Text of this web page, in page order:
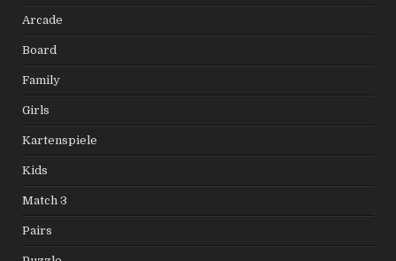
Arcade
Board
Family
Girls
Kartenspiele
Kids
Match 3
Pairs